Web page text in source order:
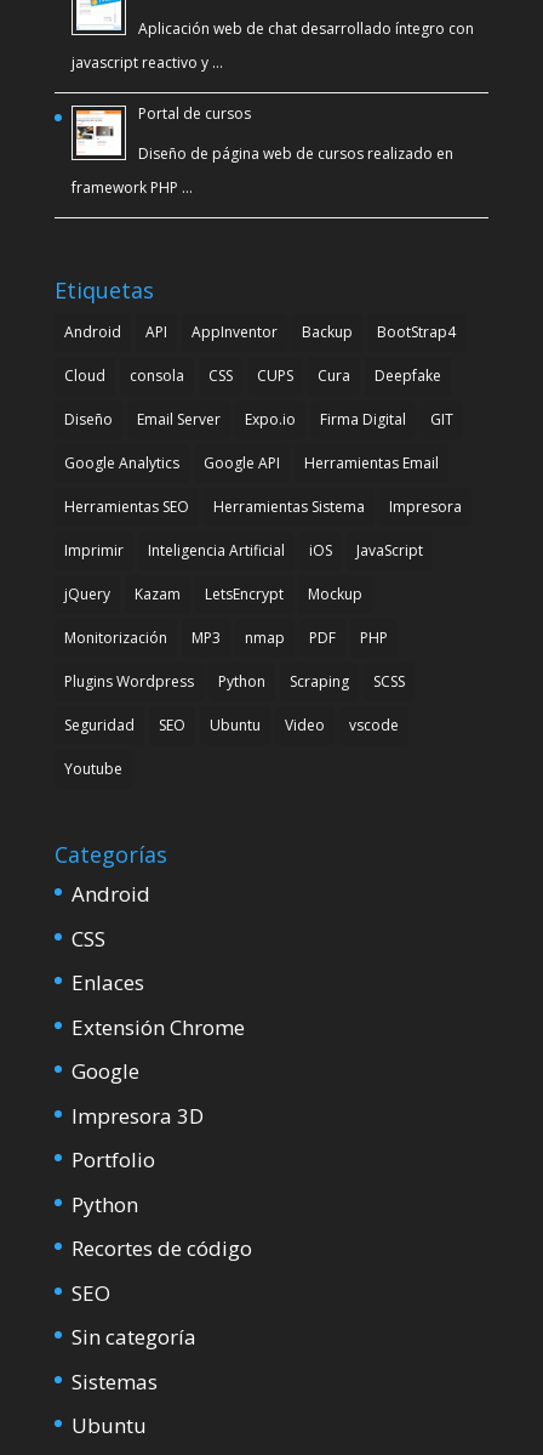
Aplicación web de chat desarrollado íntegro con
javascript reactivo y …
Portal de cursos
Diseño de página web de cursos realizado en
framework PHP …
Etiquetas
Android API AppInventor Backup BootStrap4
Cloud consola CSS CUPS Cura Deepfake
Diseño Email Server Expo.io Firma Digital GIT
Google Analytics Google API Herramientas Email
Herramientas SEO Herramientas Sistema Impresora
Imprimir Inteligencia Artificial iOS JavaScript
jQuery Kazam LetsEncrypt Mockup
Monitorización MP3 nmap PDF PHP
Plugins Wordpress Python Scraping SCSS
Seguridad SEO Ubuntu Video vscode
Youtube
Categorías
Android
CSS
Enlaces
Extensión Chrome
Google
Impresora 3D
Portfolio
Python
Recortes de código
SEO
Sin categoría
Sistemas
Ubuntu